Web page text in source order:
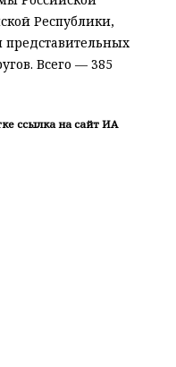
Республики,
Всего — 385
ссылка на сайт ИА